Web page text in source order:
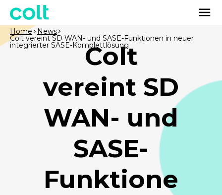
Colt
vereint SD
WAN- und
SASE-
Funktione
Home News
Colt vereint SD WAN- und SASE-Funktionen in neuer
integrierter SASE-Komplettlösung